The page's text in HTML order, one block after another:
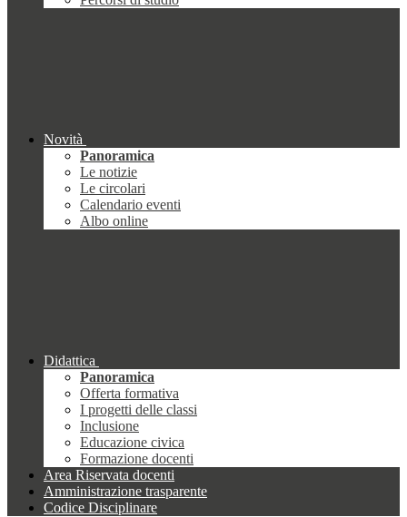
Novità
Panoramica
Le notizie
Le circolari
Calendario eventi
Albo online
Didattica
Panoramica
Offerta formativa
I progetti delle classi
Inclusione
Educazione civica
Formazione docenti
Area Riservata docenti
Amministrazione trasparente
Codice Disciplinare